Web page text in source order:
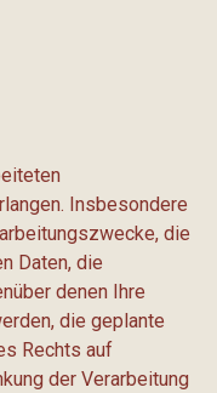
Insbesondere
die
Daten, die
denen Ihre
die geplante
Rechts auf
der Verarbeitung